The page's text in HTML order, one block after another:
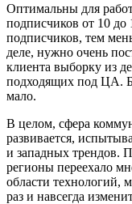
Оптимальны для
подписчиков от 10 до
подписчиков, тем
деле, нужно очень
клиента выборку из
подходящих под ЦА.
мало.
В целом, сфера
развивается,
и западных трендов.
регионы переехало
области технологий,
раз и навсегда